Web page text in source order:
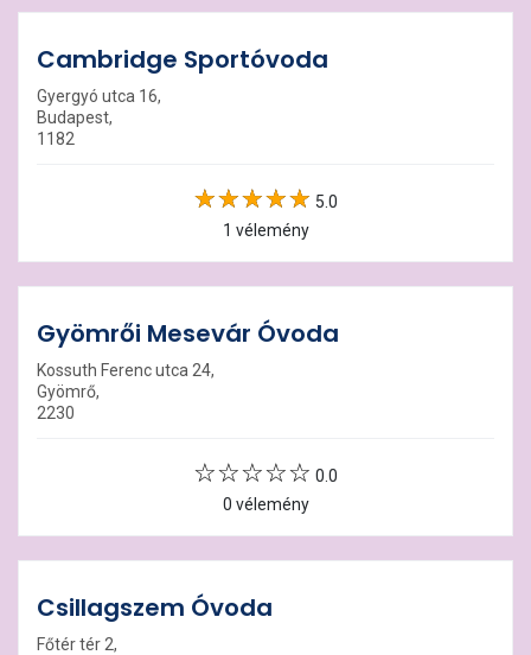
Cambridge Sportóvoda
Gyergyó utca 16,
Budapest,
1182
5.0
1 vélemény
Gyömrői Mesevár Óvoda
Kossuth Ferenc utca 24,
Gyömrő,
2230
0.0
0 vélemény
Csillagszem Óvoda
Főtér tér 2,